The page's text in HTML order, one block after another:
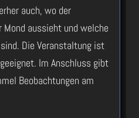
auch, wo der
aussieht und welche
Die Veranstaltung ist
Im Anschluss gibt
Beobachtungen am